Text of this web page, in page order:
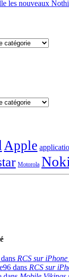
les nouveaux
Apple
Motorola
RCS sur
dans RCS sur